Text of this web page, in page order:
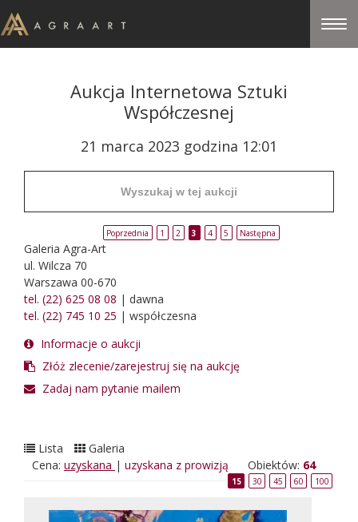
Aukcja Internetowa Sztuki
Współczesnej
21 marca 2023 godzina 12:01
Poprzednia 1 2 3 4 5 Następna
Galeria Agra-Art
ul. Wilcza 70
Warszawa 00-670
tel. (22) 625 08 08 | dawna
tel. (22) 745 10 25 | współczesna
Informacje o aukcji
Złóż zlecenie/zarejestruj się na aukcję
Zadaj nam pytanie mailem
Lista
Galeria
Cena: uzyskana | uzyskana z prowizją Obiektów: 64
15 30 45 60 100